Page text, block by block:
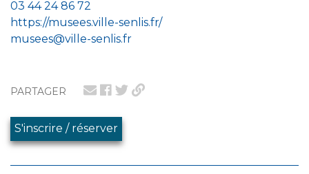
PARTAGER
S'inscrire / réserver
03 44 24 86 72
https://musees.ville-senlis.fr/
musees@ville-senlis.fr